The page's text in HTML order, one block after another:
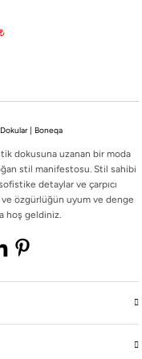
₺
dokusuna uzanan bir moda
stil manifestosu. Stil sahibi
detaylar ve çarpıcı
özgürlüğün uyum ve denge
hoş geldiniz.
dokusuna uzanan bir moda
detaylar ve çarpıcı
özgürlüğün uyum ve denge